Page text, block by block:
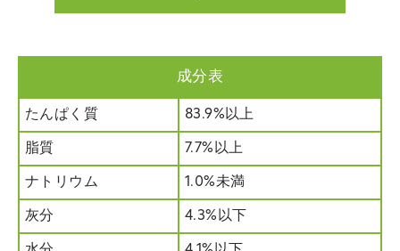
成分表
たんぱく質 83.9%以上
脂質 7.7%以上
ナトリウム 1.0%未満
灰分 4.3%以下